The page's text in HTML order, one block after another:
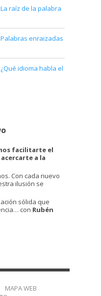
La raíz de la palabra
Palabras enraizadas
¿Qué idioma habla el
facilitarte el
a la
Con cada nuevo
ilusión se
sólida que
con Rubén
MAPA WEB